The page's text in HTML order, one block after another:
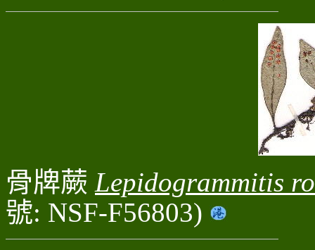
骨牌蕨 Lepidogrammitis
號: NSF-F56803)